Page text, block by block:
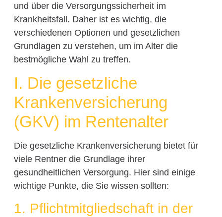
und über die Versorgungssicherheit im
Krankheitsfall. Daher ist es wichtig, die
verschiedenen Optionen und gesetzlichen
Grundlagen zu verstehen, um im Alter die
bestmögliche Wahl zu treffen.
I. Die gesetzliche
Krankenversicherung
(GKV) im Rentenalter
Die gesetzliche Krankenversicherung bietet für
viele Rentner die Grundlage ihrer
gesundheitlichen Versorgung. Hier sind einige
wichtige Punkte, die Sie wissen sollten:
1. Pflichtmitgliedschaft in der